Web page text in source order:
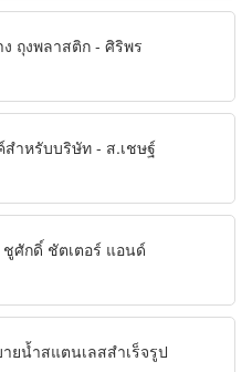
ถุงพลาสติก - ศิริพร
สำหรับบริษัท - ส.เชษฐ์
ศักดิ์ ชัตเตอร์ แอนด์
ยน้ำสแตนเลสสำเร็จรูป